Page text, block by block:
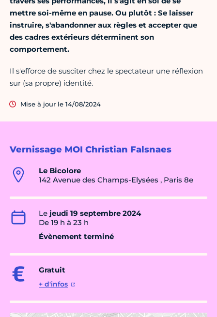
Vernissage MOI Christian Falsnaes
Le Bicolore
142 Avenue des Champs-Elysées , Paris 8e
Le jeudi 19 septembre 2024
De 19 h à 23 h
Évènement terminé
Gratuit
+ d'infos
mettre soi-même en pause. Ou plutôt : Se laisser
instruire, s'abandonner aux règles et accepter que
des cadres extérieurs déterminent son
comportement.
Il s'efforce de susciter chez le spectateur une réflexion
sur (sa propre) identité.
Mise à jour le 14/08/2024